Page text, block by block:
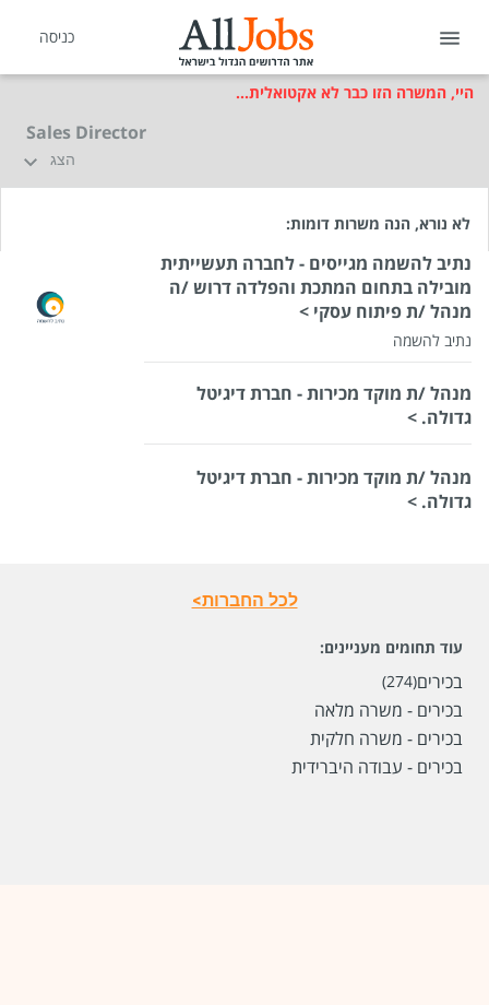
כניסה
היי, המשרה הזו כבר לא אקטואלית...
Sales Director
הצג
לא נורא, הנה משרות דומות:
נתיב להשמה מגייסים - לחברה תעשייתית
מובילה בתחום המתכת והפלדה דרוש /ה
מנהל /ת פיתוח עסקי >
נתיב להשמה
מנהל /ת מוקד מכירות - חברת דיגיטל
גדולה. >
מנהל /ת מוקד מכירות - חברת דיגיטל
גדולה. >
לכל החברות>
עוד תחומים מעניינים:
בכירים(274)
בכירים - משרה מלאה
בכירים - משרה חלקית
בכירים - עבודה היברידית